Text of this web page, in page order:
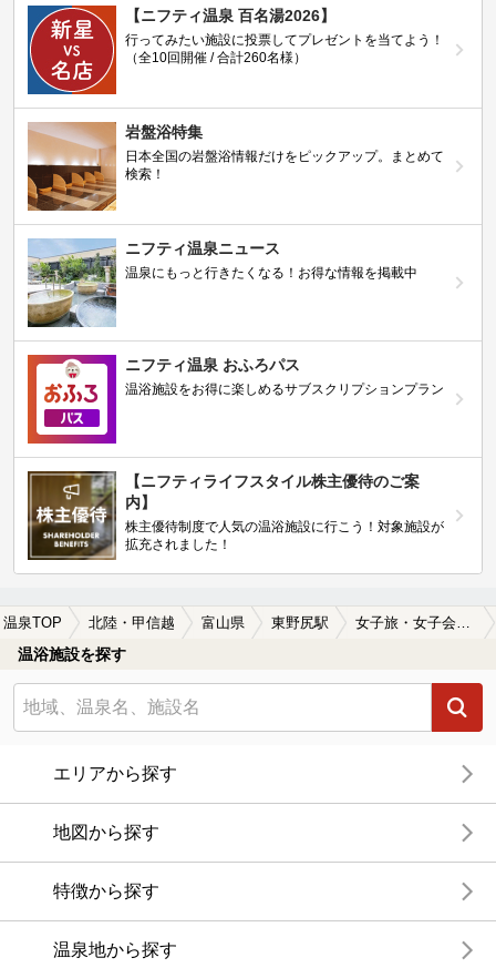
【ニフティ温泉 百名湯2026】
行ってみたい施設に投票してプレゼントを当てよう！
（全10回開催 / 合計260名様）
岩盤浴特集
日本全国の岩盤浴情報だけをピックアップ。まとめて
検索！
ニフティ温泉ニュース
温泉にもっと行きたくなる！お得な情報を掲載中
ニフティ温泉 おふろパス
温浴施設をお得に楽しめるサブスクリプションプラン
【ニフティライフスタイル株主優待のご案
内】
株主優待制度で人気の温浴施設に行こう！対象施設が
拡充されました！
温泉TOP 北陸・甲信越 富山県 東野尻駅 女子旅・女子会におすすめの東野尻駅近くの温泉、日帰り温泉、スーパー銭湯おすすめ
温浴施設を探す
エリアから探す
地図から探す
特徴から探す
温泉地から探す